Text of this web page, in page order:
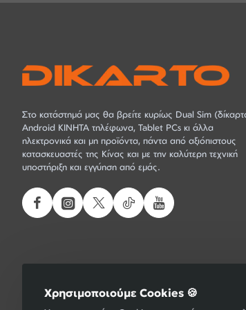
Χρησιμοποιούμε Cookies 🍪
Στο κατάστημά μας θα βρείτε κυρίως Dual Sim
Android ΚΙΝΗΤΑ τηλέφωνα, Tablet PCs κι άλλα
ηλεκτρονικά και μη προϊόντα, πάντα από αξιόπιστους
κατασκευαστές της Κίνας και με την καλύτερη τεχνική
υποστήριξη και εγγύηση από εμάς.